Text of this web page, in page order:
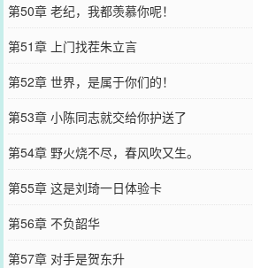
第50章 老纪，我都羡慕你呢！
第51章 上门找茬朱立言
第52章 世界，是属于你们的！
第53章 小陈同志就交给你护送了
第54章 野火烧不尽，春风吹又生。
第55章 这是刘琦一日体验卡
第56章 不负韶华
第57章 对手是贺东升